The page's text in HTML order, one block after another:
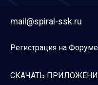
mail@spiral-ssk.ru
Регистрация на Форуме
СКАЧАТЬ